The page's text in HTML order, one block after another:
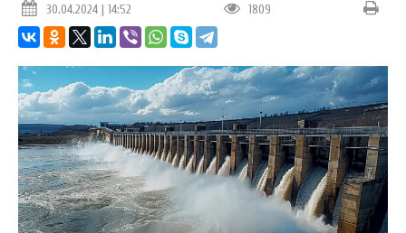
30.04.2024 | 14:52 1809